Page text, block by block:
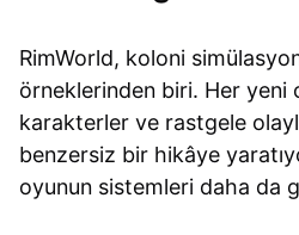
RimWorld, koloni
örneklerinden biri. Her yeni
karakterler ve rastgele
benzersiz bir hikâye
oyunun sistemleri daha da